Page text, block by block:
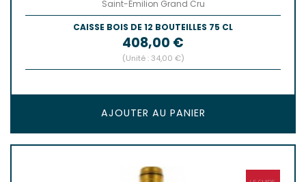
Saint-Émilion Grand Cru
CAISSE BOIS DE 12 BOUTEILLES 75 CL
Prix
408,00 €
(Unité : 34,00 €)
AJOUTER AU PANIER